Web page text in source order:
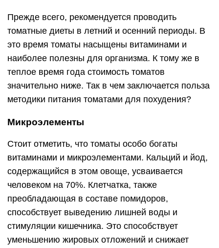
Прежде всего, рекомендуется проводить
томатные диеты в летний и осенний периоды. В
это время томаты насыщены витаминами и
наиболее полезны для организма. К тому же в
теплое время года стоимость томатов
значительно ниже. Так в чем заключается польза
методики питания томатами для похудения?
Микроэлементы
Стоит отметить, что томаты особо богаты
витаминами и микроэлементами. Кальций и йод,
содержащийся в этом овоще, усваивается
человеком на 70%. Клетчатка, также
преобладающая в составе помидоров,
способствует выведению лишней воды и
стимуляции кишечника. Это способствует
уменьшению жировых отложений и снижает